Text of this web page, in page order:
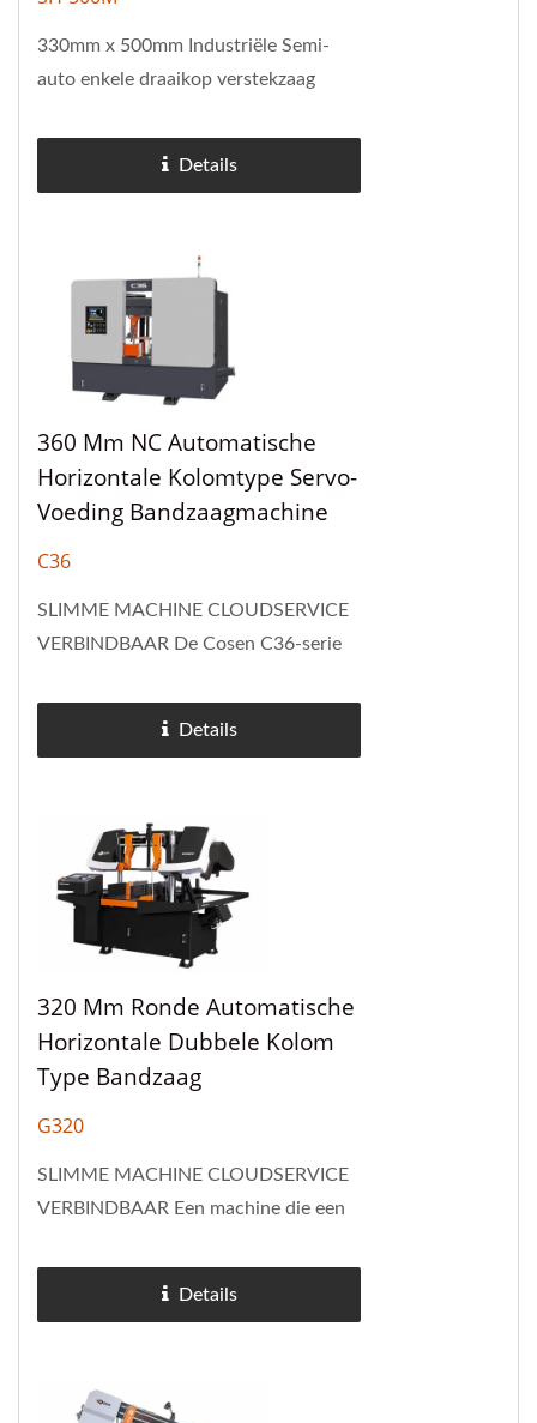
330mm x 500mm Industriële Semi-
auto enkele draaikop verstekzaag
compacte machine die relatief weinig
Details
360 Mm NC Automatische
Horizontale Kolomtype Servo-
Voeding Bandzaagmachine
C36
SLIMME MACHINE CLOUDSERVICE
VERBINDBAAR De Cosen C36-serie
bandzagen zijn uitgerust met het
Details
320 Mm Ronde Automatische
Horizontale Dubbele Kolom
Type Bandzaag
G320
SLIMME MACHINE CLOUDSERVICE
VERBINDBAAR Een machine die een
Europa De G320 is een van de meest
Details